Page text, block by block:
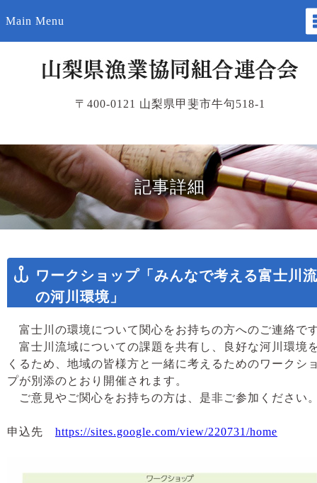
Main Menu
〒400-0121 山梨県甲斐市牛句518-1
記事詳細
ワークショップ「みんなで考える富士川
の河川環境」
富士川の環境について関心をお持ちの方へのご連絡で
富士川流域についての課題を共有し、良好な河川環境
くるため、地域の皆様方と一緒に考えるためのワークシ
プが別添のとおり開催されます。
ご意見やご関心をお持ちの方は、是非ご参加ください
申込先 https://sites.google.com/view/220731/home